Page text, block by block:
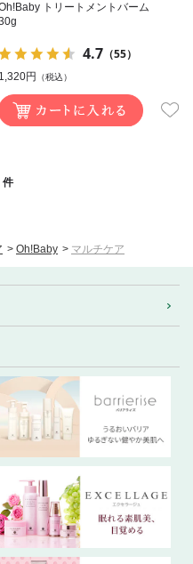
トリートメントバーム
4.7 （55）
1,320円 （税込）
件
> Oh!Baby > マルチケア